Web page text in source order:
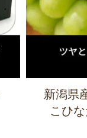
新潟県
こひ